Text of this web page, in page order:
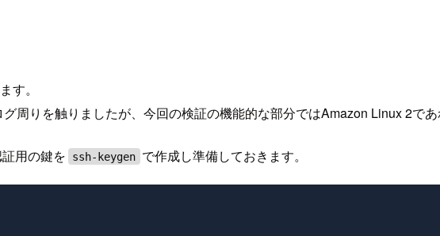
す。
周りを触りましたが、今回の検証の機能的な部分ではAmazon Linux 2であ
用の鍵を ssh-keygen で作成し準備しておきます。